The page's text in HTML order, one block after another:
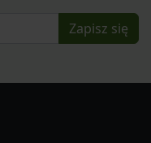
Zapisz się